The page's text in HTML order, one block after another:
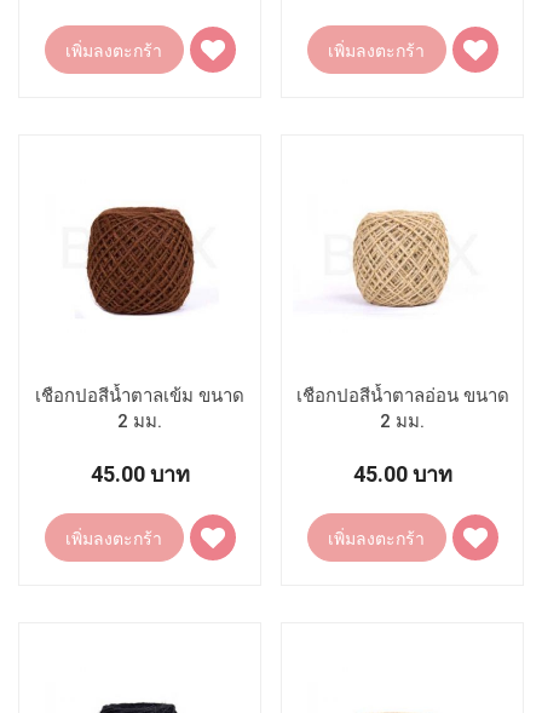
เพิ่มลงตะกร้า
เพิ่ม
ไป
เพิ่มลงตะกร้า
เพิ่ม
ไป
เชือกปอสีน้ำตาลเข้ม ขนาด
2 มม.
45.00 บาท
เพิ่มลงตะกร้า
เพิ่ม
ไป
เชือกปอสีน้ำตาลอ่อน ขนาด
2 มม.
45.00 บาท
เพิ่มลงตะกร้า
เพิ่ม
ไป